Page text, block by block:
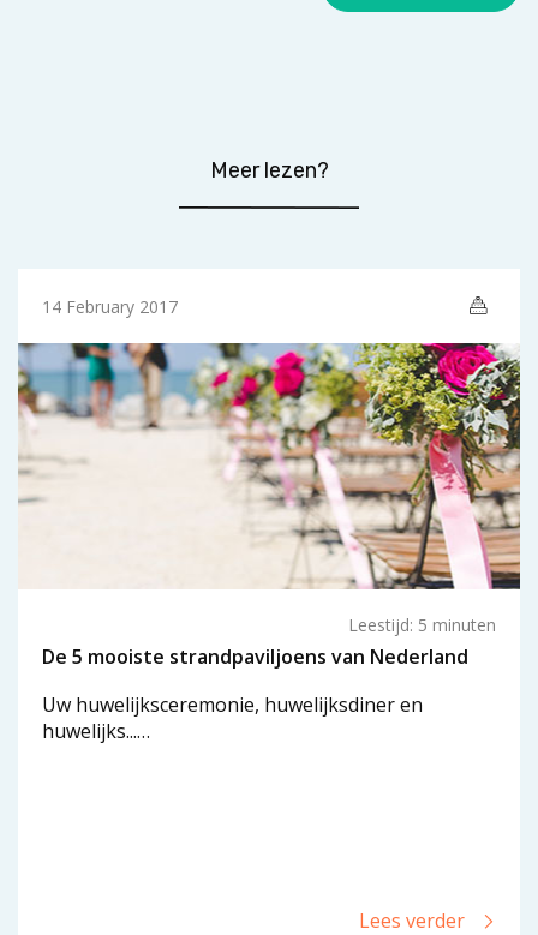
Meer lezen?
14 February 2017
Leestijd: 5 minuten
De 5 mooiste strandpaviljoens van Nederland
Uw huwelijksceremonie, huwelijksdiner en
huwelijks...…
Lees verder